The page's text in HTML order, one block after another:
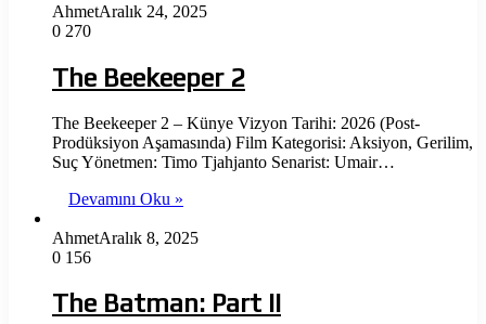
AhmetAralık 24, 2025
0 270
The Beekeeper 2
The Beekeeper 2 – Künye Vizyon Tarihi: 2026 (Post-
Prodüksiyon Aşamasında) Film Kategorisi: Aksiyon, Gerilim,
Suç Yönetmen: Timo Tjahjanto Senarist: Umair…
Devamını Oku »
AhmetAralık 8, 2025
0 156
The Batman: Part II